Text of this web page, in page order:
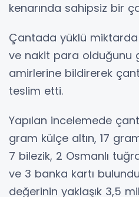
kenarında sahipsiz bir
Çantada yüklü miktarda
ve nakit para olduğunu
amirlerine bildirerek
teslim etti.
Yapılan incelemede
gram külçe altın, 17
7 bilezik, 2 Osmanlı
ve 3 banka kartı
değerinin yaklaşık 3,5